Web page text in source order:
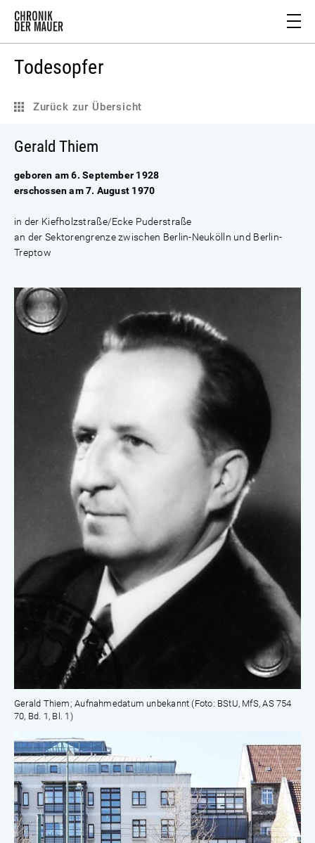
Todesopfer
Zurück zur Übersicht
Gerald Thiem; Aufnahmedatum unbekannt (Foto: BStU, MfS, AS 754
70, Bd. 1, Bl. 1)
Gerald Thiem
geboren am 6. September 1928
erschossen am 7. August 1970
in der Kiefholzstraße/Ecke Puderstraße
an der Sektorengrenze zwischen Berlin-Neukölln und Berlin-
Treptow